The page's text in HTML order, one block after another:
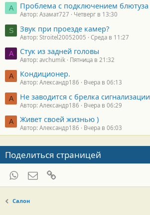
А Проблема с подключением блютуза
Автор: Азамат727 Четверг в 13:30
S Звук при проезде камер?
Автор: Stroitel20052005 Среда в 11:27
A Стук из задней головы
Автор: avchumik Пятница в 21:32
А Кондиционер.
Автор: Александр186 Вчера в 06:13
А Не заводится с брелка сигнализации
Автор: Александр186 Вчера в 06:29
А Живет своей жизнью )
Автор: Александр186 Вчера в 06:03
Поделиться страницей
WhatsAppЭлектронная почта
Салон